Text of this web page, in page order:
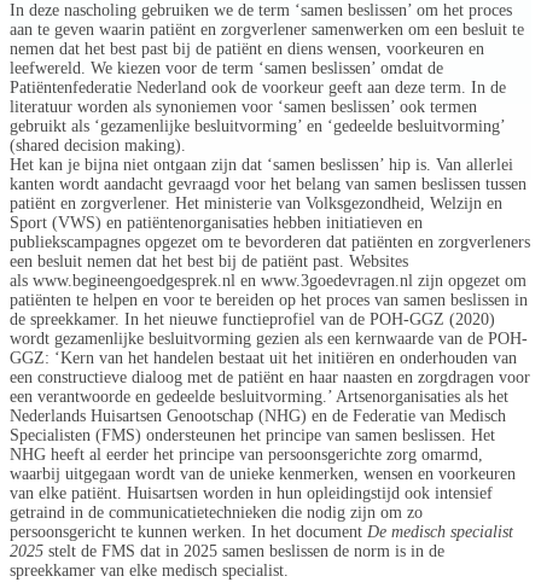
In deze nascholing gebruiken we de term ‘samen beslissen’ om het proces
aan te geven waarin patiënt en zorgverlener samenwerken om een besluit te
nemen dat het best past bij de patiënt en diens wensen, voorkeuren en
leefwereld. We kiezen voor de term ‘samen beslissen’ omdat de
Patiëntenfederatie Nederland ook de voorkeur geeft aan deze term. In de
literatuur worden als synoniemen voor ‘samen beslissen’ ook termen
gebruikt als ‘gezamenlijke besluitvorming’ en ‘gedeelde besluitvorming’
(shared decision making).
Het kan je bijna niet ontgaan zijn dat ‘samen beslissen’ hip is. Van allerlei
kanten wordt aandacht gevraagd voor het belang van samen beslissen tussen
patiënt en zorgverlener. Het ministerie van Volksgezondheid, Welzijn en
Sport (VWS) en patiëntenorganisaties hebben initiatieven en
publiekscampagnes opgezet om te bevorderen dat patiënten en zorgverleners
een besluit nemen dat het best bij de patiënt past. Websites
als www.begineengoedgesprek.nl en www.3goedevragen.nl zijn opgezet om
patiënten te helpen en voor te bereiden op het proces van samen beslissen in
de spreekkamer. In het nieuwe functieprofiel van de POH-GGZ (2020)
wordt gezamenlijke besluitvorming gezien als een kernwaarde van de POH-
GGZ: ‘Kern van het handelen bestaat uit het initiëren en onderhouden van
een constructieve dialoog met de patiënt en haar naasten en zorgdragen voor
een verantwoorde en gedeelde besluitvorming.’ Artsenorganisaties als het
Nederlands Huisartsen Genootschap (NHG) en de Federatie van Medisch
Specialisten (FMS) ondersteunen het principe van samen beslissen. Het
NHG heeft al eerder het principe van persoonsgerichte zorg omarmd,
waarbij uitgegaan wordt van de unieke kenmerken, wensen en voorkeuren
van elke patiënt. Huisartsen worden in hun opleidingstijd ook intensief
getraind in de communicatietechnieken die nodig zijn om zo
persoonsgericht te kunnen werken. In het document De medisch specialist
2025 stelt de FMS dat in 2025 samen beslissen de norm is in de
spreekkamer van elke medisch specialist.